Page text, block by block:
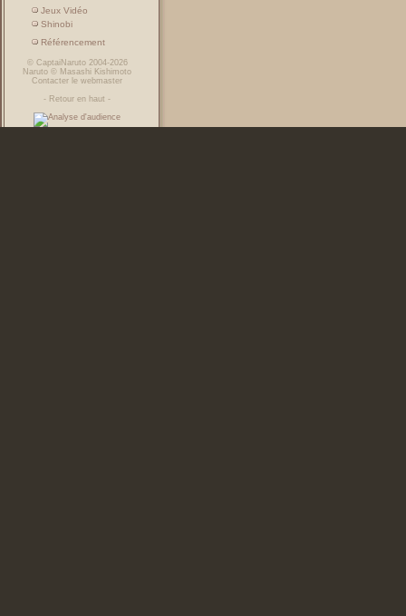
Jeux Vidéo
Shinobi
Référencement
© CaptaiNaruto2004-2026
Naruto © Masashi Kishimoto
Contacter le webmaster
- Retour en haut -